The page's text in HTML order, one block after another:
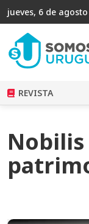
jueves, 6 de
REVISTA